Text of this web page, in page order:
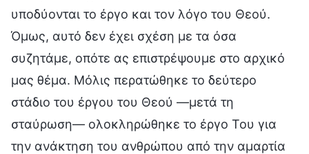
υποδύονται το έργο και τον λόγο του Θεού.
Όμως, αυτό δεν έχει σχέση με τα όσα
συζητάμε, οπότε ας επιστρέψουμε στο αρχικό
μας θέμα. Μόλις περατώθηκε το δεύτερο
στάδιο του έργου του Θεού —μετά τη
σταύρωση— ολοκληρώθηκε το έργο Του για
την ανάκτηση του ανθρώπου από την αμαρτία